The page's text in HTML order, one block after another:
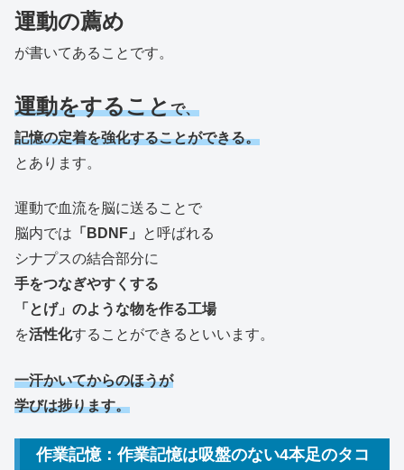
運動の薦め
が書いてあることです。
運動をすることで、
記憶の定着を強化することができる。
とあります。
運動で血流を脳に送ることで
脳内では 「BDNF」
と呼ばれる
シナプスの結合部分に
手をつなぎやすくする
「とげ」のような物を作る工場
を活性化することができるといいます。
一汗かいてからのほうが
学びは捗ります。
作業記憶：作業記憶は吸盤のない4本足のタコ